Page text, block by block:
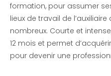
formation, pour assumer
lieux de travail de
nombreux. Courte et
12 mois et permet
pour devenir une